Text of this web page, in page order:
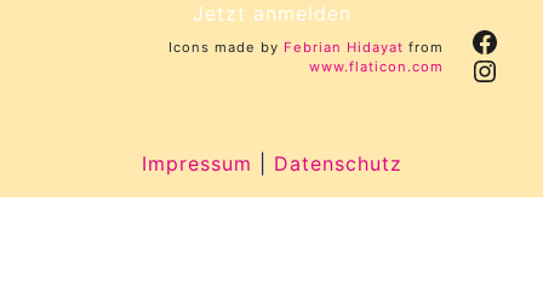
Jetzt anmelden
Icons made by Febrian Hidayat from
www.flaticon.com
Impressum Datenschutz